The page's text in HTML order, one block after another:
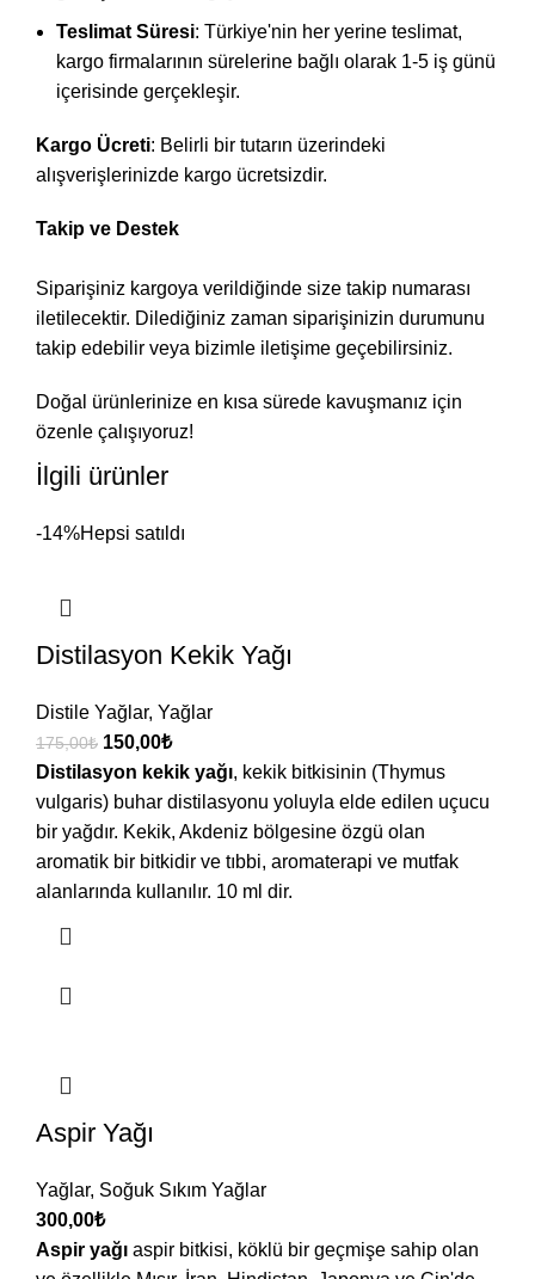
Teslimat Süresi: Türkiye'nin her yerine teslimat,
kargo firmalarının sürelerine bağlı olarak 1-5 iş günü
içerisinde gerçekleşir.
Kargo Ücreti: Belirli bir tutarın üzerindeki
alışverişlerinizde kargo ücretsizdir.
Takip ve Destek
Siparişiniz kargoya verildiğinde size takip numarası
iletilecektir. Dilediğiniz zaman siparişinizin durumunu
takip edebilir veya bizimle iletişime geçebilirsiniz.
Doğal ürünlerinize en kısa sürede kavuşmanız için
özenle çalışıyoruz!
İlgili ürünler
-14%Hepsi satıldı
Distilasyon Kekik Yağı
Distile Yağlar, Yağlar
175,00₺ 150,00₺
Distilasyon kekik yağı, kekik bitkisinin (Thymus
vulgaris) buhar distilasyonu yoluyla elde edilen uçucu
bir yağdır. Kekik, Akdeniz bölgesine özgü olan
aromatik bir bitkidir ve tıbbi, aromaterapi ve mutfak
alanlarında kullanılır. 10 ml dir.
Aspir Yağı
Yağlar, Soğuk Sıkım Yağlar
300,00₺
Aspir yağı aspir bitkisi, köklü bir geçmişe sahip olan